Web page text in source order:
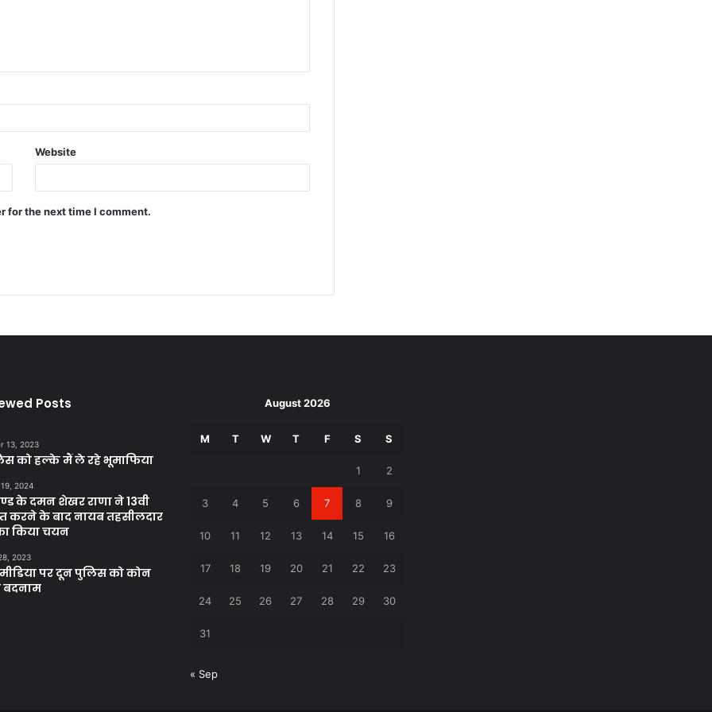
Website
for the next time I comment.
Posts
13, 2023
को हल्के मैं ले रहे भूमाफिया
2024
के दमन शेखर राणा ने 13वी
करने के बाद नायब तहसीलदार
किया चयन
2023
पर दून पुलिस को कोन
बदनाम
August 2026
M T W T F S S
1 2
3 4 5 6 7 8 9
10 11 12 13 14 15 16
17 18 19 20 21 22 23
24 25 26 27 28 29 30
31
« Sep